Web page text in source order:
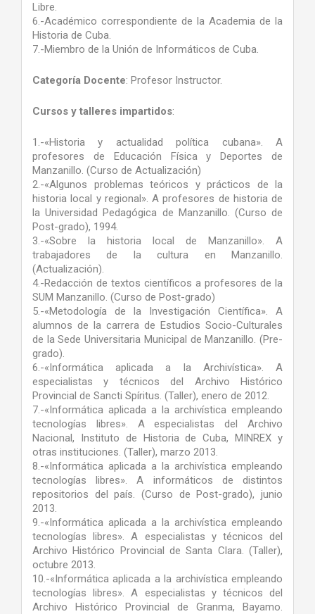
Libre.
6.-Académico correspondiente de la Academia de la
Historia de Cuba.
7.-Miembro de la Unión de Informáticos de Cuba.
Categoría Docente: Profesor Instructor.
Cursos y talleres impartidos:
1.-«Historia y actualidad política cubana». A
profesores de Educación Física y Deportes de
Manzanillo. (Curso de Actualización)
2.-«Algunos problemas teóricos y prácticos de la
historia local y regional». A profesores de historia de
la Universidad Pedagógica de Manzanillo. (Curso de
Post-grado), 1994.
3.-«Sobre la historia local de Manzanillo». A
trabajadores de la cultura en Manzanillo.
(Actualización).
4.-Redacción de textos científicos a profesores de la
SUM Manzanillo. (Curso de Post-grado)
5.-«Metodología de la Investigación Científica». A
alumnos de la carrera de Estudios Socio-Culturales
de la Sede Universitaria Municipal de Manzanillo. (Pre-
grado).
6.-«Informática aplicada a la Archivística». A
especialistas y técnicos del Archivo Histórico
Provincial de Sancti Spíritus. (Taller), enero de 2012.
7.-«Informática aplicada a la archivística empleando
tecnologías libres». A especialistas del Archivo
Nacional, Instituto de Historia de Cuba, MINREX y
otras instituciones. (Taller), marzo 2013.
8.-«Informática aplicada a la archivística empleando
tecnologías libres». A informáticos de distintos
repositorios del país. (Curso de Post-grado), junio
2013.
9.-«Informática aplicada a la archivística empleando
tecnologías libres». A especialistas y técnicos del
Archivo Histórico Provincial de Santa Clara. (Taller),
octubre 2013.
10.-«Informática aplicada a la archivística empleando
tecnologías libres». A especialistas y técnicos del
Archivo Histórico Provincial de Granma, Bayamo.